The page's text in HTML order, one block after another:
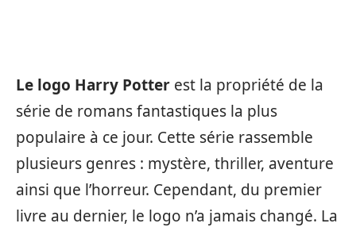
Le logo Harry Potter est la propriété de la
série de romans fantastiques la plus
populaire à ce jour. Cette série rassemble
plusieurs genres : mystère, thriller, aventure
ainsi que l’horreur. Cependant, du premier
livre au dernier, le logo n’a jamais changé. La